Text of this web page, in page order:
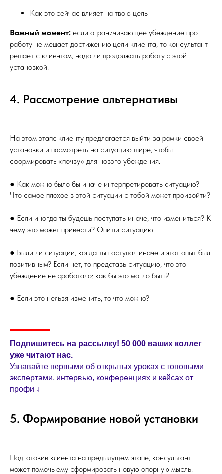
Как это сейчас влияет на твою цель
Важный момент: если ограничивающее убеждение про
работу не мешает достижению цели клиента, то консультант
решает с клиентом, надо ли продолжать работу с этой
установкой.
4. Рассмотрение альтернативы
На этом этапе клиенту предлагается выйти за рамки своей
установки и посмотреть на ситуацию шире, чтобы
сформировать «почву» для нового убеждения.
● Как можно было бы иначе интерпретировать ситуацию?
Что самое плохое в этой ситуации с тобой может произойти?
● Если иногда ты будешь поступать иначе, что измениться? К
чему это может привести? Опиши ситуацию.
● Были ли ситуации, когда ты поступал иначе и этот опыт был
позитивным? Если нет, то представь ситуацию, что это
убеждение не сработало: как бы это могло быть?
● Если это нельзя изменить, то что можно?
Подпишитесь на рассылку! 50 000 ваших коллег
уже читают нас.
Узнавайте первыми об открытых уроках с топовыми
экспертами, интервью, конференциях и кейсах от
профи ↓
5. Формирование новой установки
Подготовив клиента на предыдущем этапе, консультант
может помочь ему сформировать новую опорную мысль.